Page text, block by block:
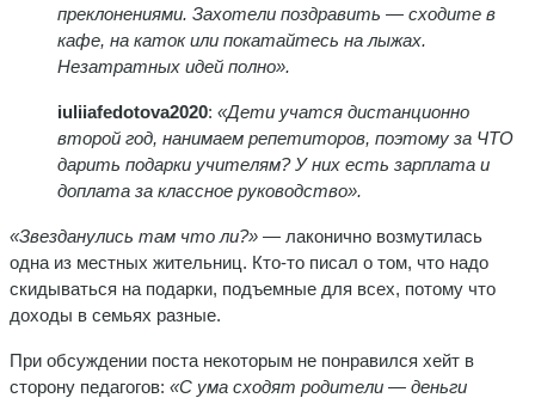
преклонениями. Захотели поздравить — сходите в
кафе, на каток или покатайтесь на лыжах.
Незатратных идей полно».
iuliiafedotova2020: «Дети учатся дистанционно
второй год, нанимаем репетиторов, поэтому за ЧТО
дарить подарки учителям? У них есть зарплата и
доплата за классное руководство».
«Звезданулись там что ли?» — лаконично возмутилась
одна из местных жительниц. Кто-то писал о том, что надо
скидываться на подарки, подъемные для всех, потому что
доходы в семьях разные.
При обсуждении поста некоторым не понравился хейт в
сторону педагогов: «С ума сходят родители — деньги